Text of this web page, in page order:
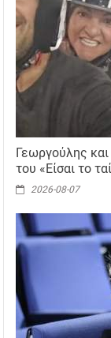
Γεωργούλης
του «Είσαι το
2026-08-07